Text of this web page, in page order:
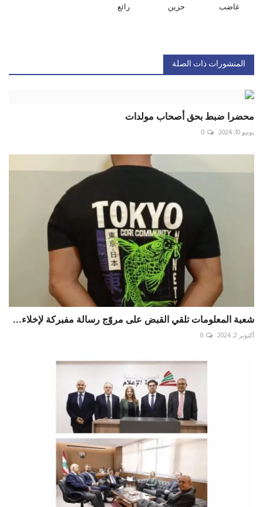
غاضب حزين رائع
المنشورات ذات الصلة
محضرا ضبط بحق أصحاب مولدات
يونيو 10, 2024 0
شعبة المعلومات تلقي القبض على مروّج رسالة مفبركة لإخلاء...
أكتوبر 2, 2024 0